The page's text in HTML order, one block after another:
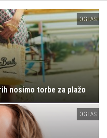
OGLAS
nosimo torbe za plažo
OGLAS